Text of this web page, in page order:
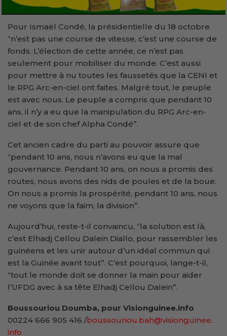
Pour Ismaël Condé, la présidentielle du 18 octobre
“n’est pas une course de vitesse, c’est une course de
fonds. L’élection de cette année, ce n’est pas
seulement pour mobiliser du monde. C’est aussi
pour mettre à nu toutes les faussetés que la CENI et
le RPG Arc-en-ciel ont faites. Malgré tout, le peuple
est avec nous. Le peuple a compris que pendant 10
ans, il n’y a eu que la manipulation du RPG Arc-en-
ciel et de son chef Alpha Condé”.
Cet ancien cadre du parti au pouvoir assure que
“pendant 10 ans, nous n’avons eu que la mal
gouvernance. Pendant 10 ans, on nous a promis des
routes, nous avons des nids de poules et de la boue.
On nous a promis la prospérité, pendant 10 ans, nous
ne voyons que la faim, la division”.
Aujourd’hui, reste-t-il convaincu, “la solution est là,
c’est Elhadj Cellou Dalein Diallo, pour rassembler les
guinéens et les unir autour d’un idéal commun qui
est la Guinée avant tout”. C’est pourquoi, lange-t-il,
“tout le monde doit se donner la main pour aider
l’UFDG avec à sa tête Elhadj Cellou Dalein”.
Boussouriou Doumba, pour Visionguinee.info
00224 666 905 416 /boussouriou.bah@visionguinee.
info